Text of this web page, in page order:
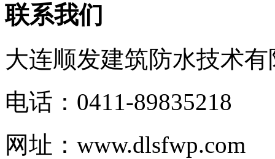
联系我们
大连顺发建筑防水技术有
电话：0411-89835218
网址：www.dlsfwp.com